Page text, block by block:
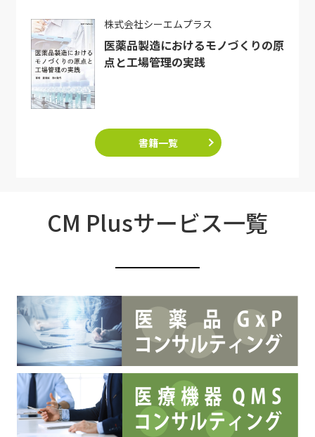
株式会社シーエムプラス
医薬品製造におけるモノづくりの原
点と工場管理の実践
書籍一覧
CM Plusサービス一覧